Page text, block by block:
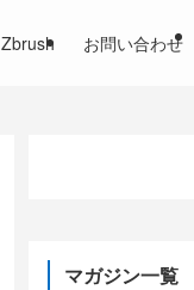
Zbrush お問い合わせ
マガジン一覧